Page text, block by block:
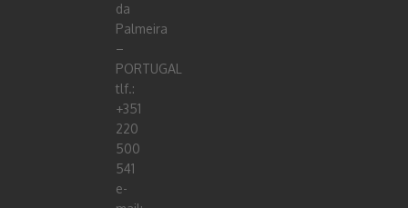
da
Palmeira
–
PORTUGAL
tlf.:
+351
220
500
541
e-